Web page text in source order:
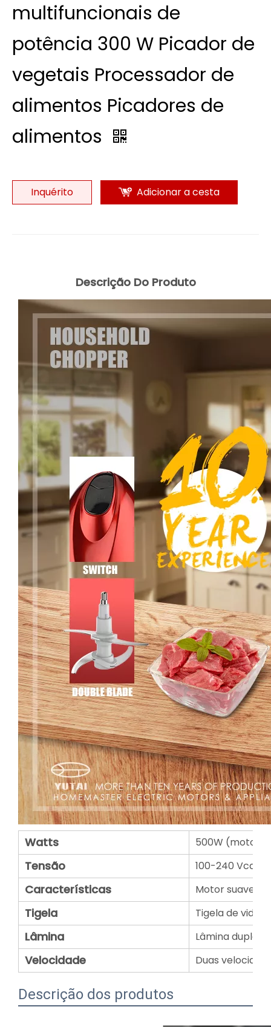
multifuncionais de
potência 300 W Picador de
vegetais Processador de
alimentos Picadores de
alimentos
Inquérito Adicionar a cesta
Descrição Do Produto
Watts 500W (motor
Tensão 100-240 Vca
Características Motor suave e
Tigela Tigela de vidro
Lâmina Lâmina dupla
Velocidade Duas
Descrição dos produtos